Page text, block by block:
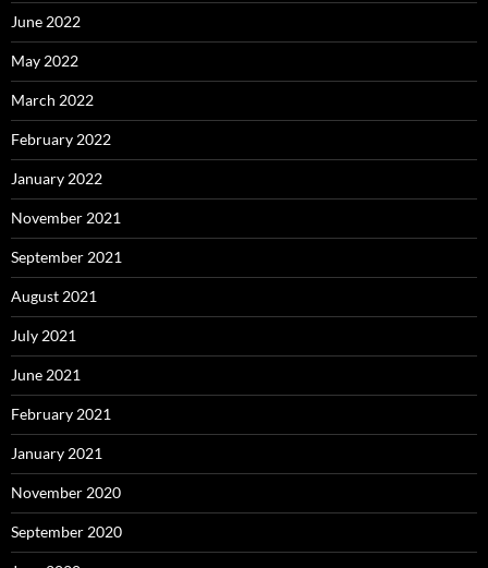
June 2022
May 2022
March 2022
February 2022
January 2022
November 2021
September 2021
August 2021
July 2021
June 2021
February 2021
January 2021
November 2020
September 2020